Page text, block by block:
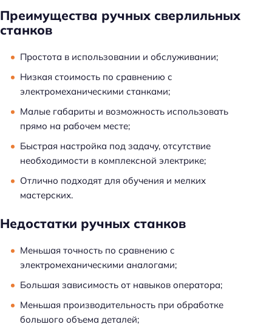
Преимущества ручных сверлильных
станков
Простота в использовании и обслуживании;
Низкая стоимость по сравнению с
электромеханическими станками;
Малые габариты и возможность использовать
прямо на рабочем месте;
Быстрая настройка под задачу, отсутствие
необходимости в комплексной электрике;
Отлично подходят для обучения и мелких
мастерских.
Недостатки ручных станков
Меньшая точность по сравнению с
электромеханическими аналогами;
Большая зависимость от навыков оператора;
Меньшая производительность при обработке
большого объема деталей;